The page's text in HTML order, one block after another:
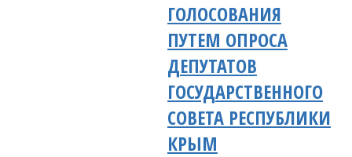
ГОЛОСОВАНИЯ
ПУТЕМ ОПРОСА
ДЕПУТАТОВ
ГОСУДАРСТВЕННОГО
СОВЕТА РЕСПУБЛИКИ
КРЫМ